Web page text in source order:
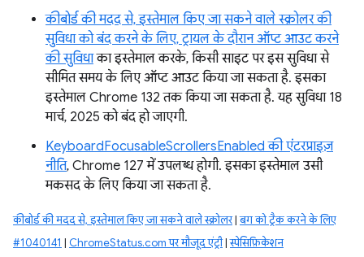
कीबोर्ड की मदद से, इस्तेमाल किए जा सकने वाले स्क्रोलर की
सुविधा को बंद करने के लिए, ट्रायल के दौरान ऑप्ट आउट करने
की सुविधाका इस्तेमाल करके, किसी साइट पर इस सुविधा से
सीमित समय के लिए ऑप्ट आउट किया जा सकता है. इसका
इस्तेमाल Chrome 132 तक किया जा सकता है. यह सुविधा 18
मार्च, 2025 को बंद हो जाएगी.
KeyboardFocusableScrollersEnabled की एंटरप्राइज़
नीति, Chrome 127 में उपलब्ध होगी. इसका इस्तेमाल उसी
मकसद के लिए किया जा सकता है.
कीबोर्ड की मदद से, इस्तेमाल किए जा सकने वाले स्क्रोलर|बग को ट्रैक करने के लिए
#1040141 | ChromeStatus.com पर मौजूद एंट्री|स्पेसिफ़िकेशन